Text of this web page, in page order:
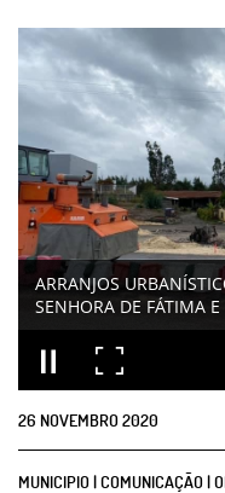
ARRANJOS
SENHORA DE FÁTIMA
26 NOVEMBRO2020
MUNICIPIO | COMUNICAÇÃO |